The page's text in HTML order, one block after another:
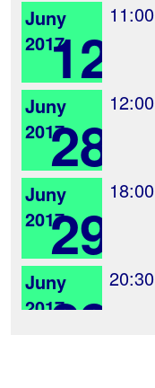
Juny
201712
11:00
Juny
201728
12:00
Juny
201729
18:00
Juny
201729
20:30